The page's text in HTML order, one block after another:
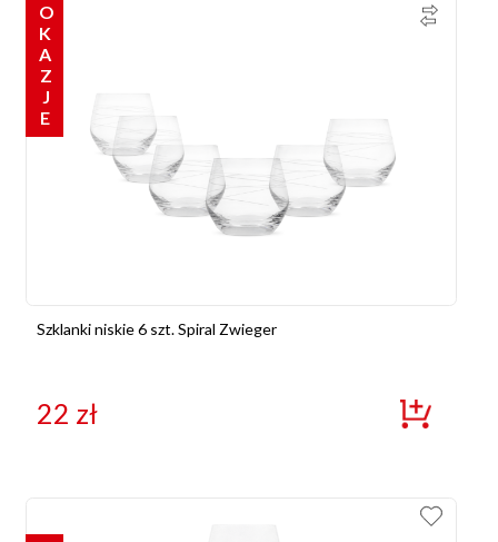
OKAZJE
Szklanki niskie 6 szt. Spiral Zwieger
22 zł